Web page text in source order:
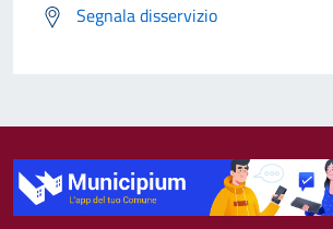
Segnala disservizio